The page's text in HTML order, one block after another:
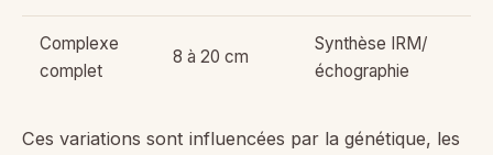
Complexe
complet
8 à 20 cm
Synthèse IRM/
échographie
Ces variations sont influencées par la génétique, les